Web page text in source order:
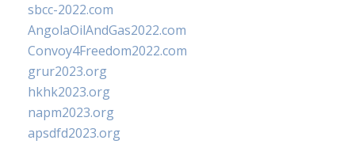
sbcc-2022.com
AngolaOilAndGas2022.com
Convoy4Freedom2022.com
grur2023.org
hkhk2023.org
napm2023.org
apsdfd2023.org